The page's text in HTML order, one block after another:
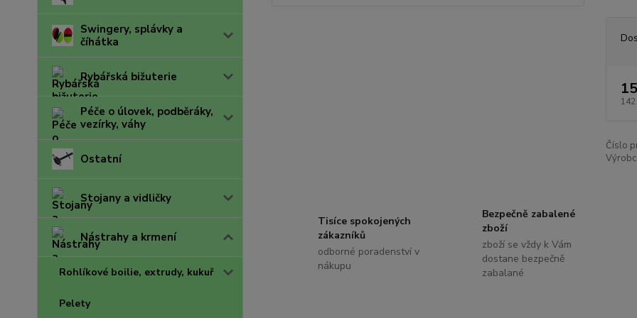
Swingery, splávky a
číhátka
Rybářská bižuterie
Péče o úlovek, podběráky,
vezírky, váhy
Ostatní
Stojany a vidličky
Nástrahy a krmení
Rohlíkové boilie, extrudy, kukuř
Pelety
142
Číslo
Tisíce spokojených
zákazníků
odborné poradenství v
nákupu
Bezpečně zabalené
zboží
zboží se vždy k Vám
dostane bezpečně
zabalané